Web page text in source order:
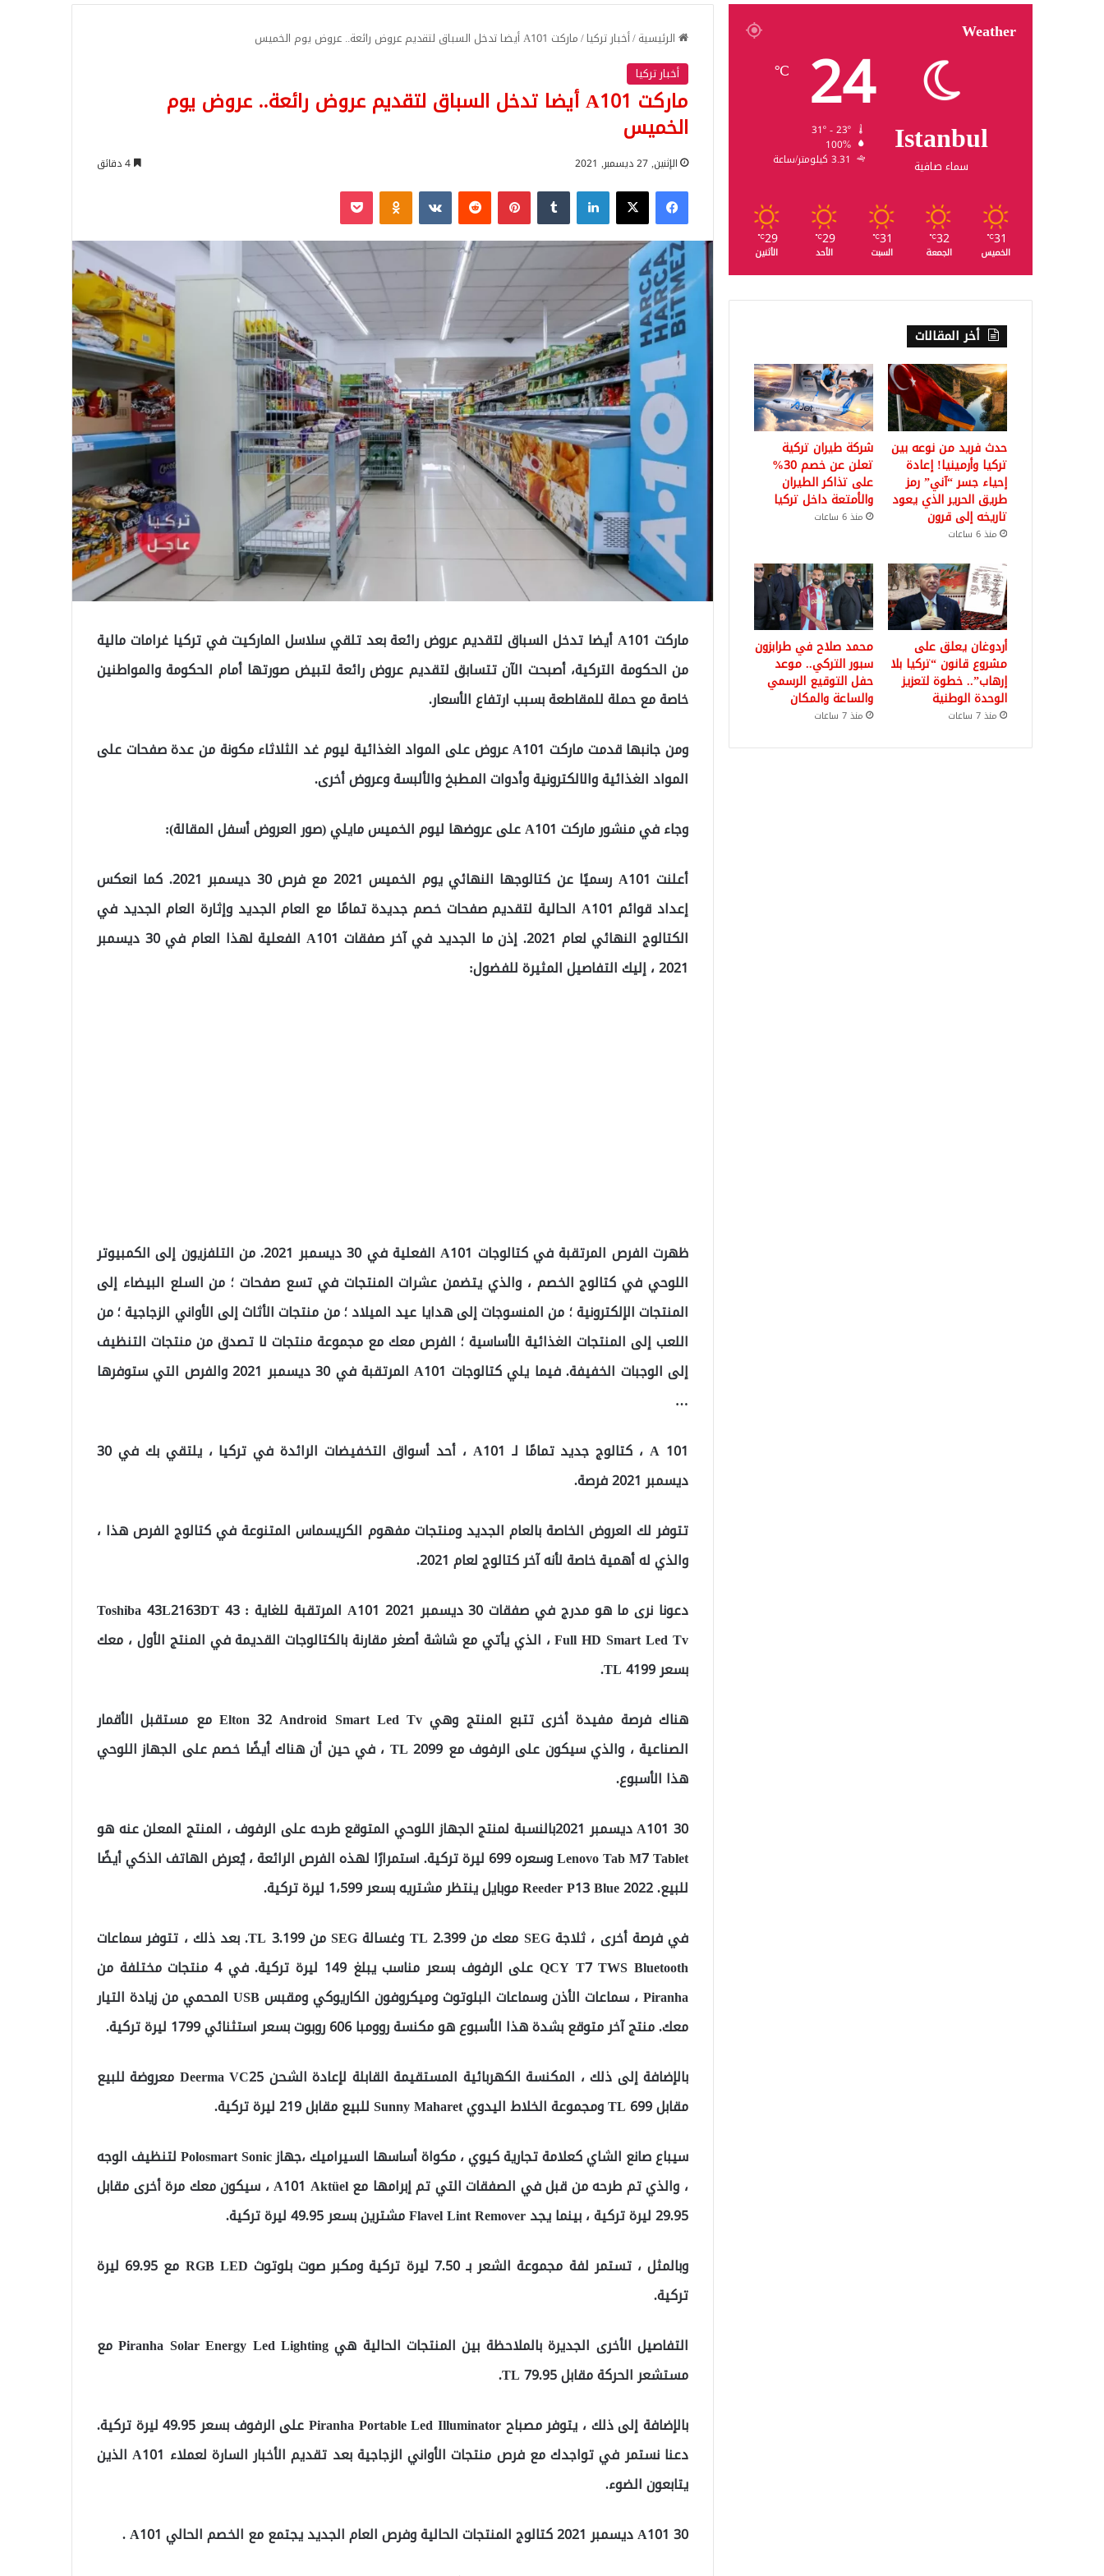
الرئيسية/أخبار تركيا/ماركت A101 أيضا تدخل السباق لتقديم عروض رائعة.. عروض يوم الخميس
أخبار تركيا
ماركت A101 أيضا تدخل السباق لتقديم عروض رائعة.. عروض يوم
الخميس
الإثنين, 27 ديسمبر, 2021
فيسبوك‫X لينكدإن بينتيريست Odnoklassniki
‫Pocket
ماركت A101 أيضا تدخل السباق لتقديم عروض رائعة بعد تلقي سلاسل الماركيت في تركيا غرامات مالية
من الحكومة التركية، أصبحت الآن تتسابق لتقديم عروض رائعة لتبيض صورتها أمام الحكومة والمواطنين
خاصة مع حملة للمقاطعة بسبب ارتفاع الأسعار.
ومن جانبها قدمت ماركت A101 عروض على المواد الغذائية ليوم غد الثلاثاء مكونة من عدة صفحات على
المواد الغذائية والالكترونية وأدوات المطبخ والألبسة وعروض أخرى.
وجاء في منشور ماركت A101 على عروضها ليوم الخميس مايلي (صور العروض أسفل المقالة):
أعلنت A101 رسميًا عن كتالوجها النهائي يوم الخميس 2021 مع فرص 30 ديسمبر 2021. كما انعكس
إعداد قوائم A101 الحالية لتقديم صفحات خصم جديدة تمامًا مع العام الجديد وإثارة العام الجديد في
الكتالوج النهائي لعام 2021. إذن ما الجديد في آخر صفقات A101 الفعلية لهذا العام في 30 ديسمبر
2021 ، إليك التفاصيل المثيرة للفضول:
ظهرت الفرص المرتقبة في كتالوجات A101 الفعلية في 30 ديسمبر 2021. من التلفزيون إلى الكمبيوتر
اللوحي في كتالوج الخصم ، والذي يتضمن عشرات المنتجات في تسع صفحات ؛ من السلع البيضاء إلى
المنتجات الإلكترونية ؛ من المنسوجات إلى هدايا عيد الميلاد ؛ من منتجات الأثاث إلى الأواني الزجاجية ؛ من
اللعب إلى المنتجات الغذائية الأساسية ؛ الفرص معك مع مجموعة منتجات لا تصدق من منتجات التنظيف
إلى الوجبات الخفيفة. فيما يلي كتالوجات A101 المرتقبة في 30 ديسمبر 2021 والفرص التي ستوفرها
…
A 101 ، كتالوج جديد تمامًا لـ A101 ، أحد أسواق التخفيضات الرائدة في تركيا ، يلتقي بك في 30
ديسمبر 2021 فرصة.
تتوفر لك العروض الخاصة بالعام الجديد ومنتجات مفهوم الكريسماس المتنوعة في كتالوج الفرص هذا ،
والذي له أهمية خاصة لأنه آخر كتالوج لعام 2021.
دعونا نرى ما هو مدرج في صفقات 30 ديسمبر 2021 A101 المرتقبة للغاية : Toshiba 43L2163DT 43
Full HD Smart Led Tv ، الذي يأتي مع شاشة أصغر مقارنة بالكتالوجات القديمة في المنتج الأول ، معك
بسعر 4199 TL.
هناك فرصة مفيدة أخرى تتبع المنتج وهي Elton 32 Android Smart Led Tv مع مستقبل الأقمار
الصناعية ، والذي سيكون على الرفوف مع 2099 TL ، في حين أن هناك أيضًا خصم على الجهاز اللوحي
هذا الأسبوع.
A101 30 ديسمبر 2021بالنسبة لمنتج الجهاز اللوحي المتوقع طرحه على الرفوف ، المنتج المعلن عنه هو
Lenovo Tab M7 Tablet وسعره 699 ليرة تركية. استمرارًا لهذه الفرص الرائعة ، يُعرض الهاتف الذكي أيضًا
للبيع. Reeder P13 Blue 2022 موبايل ينتظر مشتريه بسعر 1،599 ليرة تركية.
في فرصة أخرى ، ثلاجة SEG معك من 2.399 TL وغسالة SEG من 3.199 TL. بعد ذلك ، تتوفر سماعات
QCY T7 TWS Bluetooth على الرفوف بسعر مناسب يبلغ 149 ليرة تركية. في 4 منتجات مختلفة من
Piranha ، سماعات الأذن وسماعات البلوتوث وميكروفون الكاريوكي ومقبس USB المحمي من زيادة التيار
معك. منتج آخر متوقع بشدة هذا الأسبوع هو مكنسة روومبا 606 روبوت بسعر استثنائي 1799 ليرة تركية.
بالإضافة إلى ذلك ، المكنسة الكهربائية المستقيمة القابلة لإعادة الشحن Deerma VC25 معروضة للبيع
مقابل 699 TL ومجموعة الخلاط اليدوي Sunny Maharet للبيع مقابل 219 ليرة تركية.
سيباع صانع الشاي كعلامة تجارية كيوي ، مكواة أساسها السيراميك ،جهاز Polosmart Sonic لتنظيف الوجه
، والذي تم طرحه من قبل في الصفقات التي تم إبرامها مع A101 Aktüel ، سيكون معك مرة أخرى مقابل
29.95 ليرة تركية ، بينما يجد Flavel Lint Remover مشترين بسعر 49.95 ليرة تركية.
وبالمثل ، تستمر لفة مجموعة الشعر بـ 7.50 ليرة تركية ومكبر صوت بلوتوث RGB LED مع 69.95 ليرة
تركية.
التفاصيل الأخرى الجديرة بالملاحظة بين المنتجات الحالية هي Piranha Solar Energy Led Lighting مع
مستشعر الحركة مقابل 79.95 TL.
بالإضافة إلى ذلك ، يتوفر مصباح Piranha Portable Led Illuminator على الرفوف بسعر 49.95 ليرة تركية.
دعنا نستمر في تواجدك مع فرص منتجات الأواني الزجاجية بعد تقديم الأخبار السارة لعملاء A101 الذين
يتابعون الضوء.
A101 30 ديسمبر 2021 كتالوج المنتجات الحالية وفرص العام الجديد يجتمع مع الخصم الحالي A101 .
Weather
Istanbul
سماء صافية
24
℃
100%
3.31 كيلومتر/ساعة
31
℃
الخميس
32
℃
الجمعة
31
℃
السبت
29
℃
الأحد
29
℃
الأثنين
أخر المقالات
حدث فريد من نوعه بين
تركيا وأرمينيا! إعادة
إحياء جسر “آني” رمز
طريق الحرير الذي يعود
تاريخه إلى قرون
منذ 6 ساعات
شركة طيران تركية
تعلن عن خصم 30%
على تذاكر الطيران
والأمتعة داخل تركيا
منذ 6 ساعات
أردوغان يعلق على
مشروع قانون “تركيا بلا
إرهاب”.. خطوة لتعزيز
الوحدة الوطنية
منذ 7 ساعات
محمد صلاح في طرابزون
سبور التركي.. موعد
حفل التوقيع الرسمي
والساعة والمكان
منذ 7 ساعات